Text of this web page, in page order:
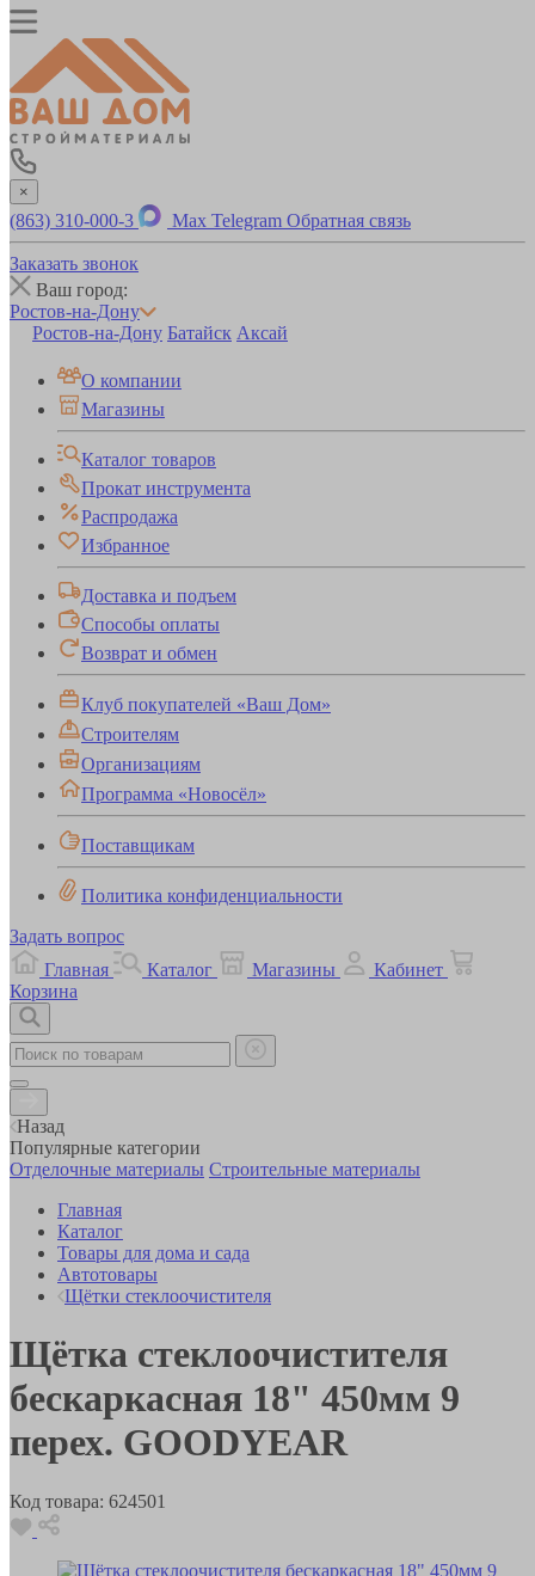
×
(863) 310-000-3 Max Telegram Обратная связь
Заказать звонок
Ваш город:
Ростов-на-Дону
Ростов-на-Дону Батайск Аксай
О компании
Магазины
Каталог товаров
Прокат инструмента
Распродажа
Избранное
Доставка и подъем
Способы оплаты
Возврат и обмен
Клуб покупателей «Ваш Дом»
Строителям
Организациям
Программа «Новосёл»
Поставщикам
Политика конфиденциальности
Задать вопрос
Главная
Каталог Магазины
Кабинет
Корзина
Назад
Популярные категории
Отделочные материалы Строительные материалы
Главная
Каталог
Товары для дома и сада
Автотовары
Щётки стеклоочистителя
Щётка стеклоочистителя
бескаркасная 18" 450мм 9
перех. GOODYEAR
Код товара: 624501